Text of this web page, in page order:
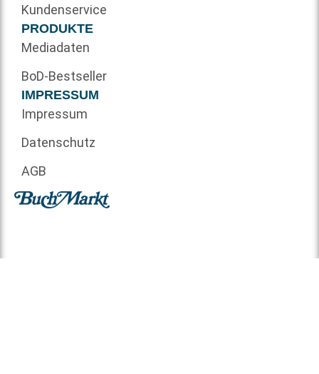
Kundenservice
PRODUKTE
Mediadaten
BoD-Bestseller
IMPRESSUM
Impressum
Datenschutz
AGB